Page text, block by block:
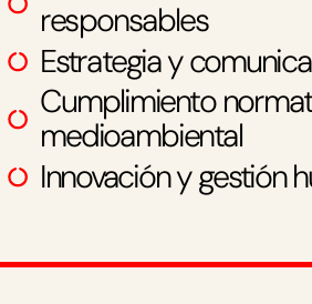
responsables
Estrategia y
Cumplimiento
medioambiental
Innovación y gestión